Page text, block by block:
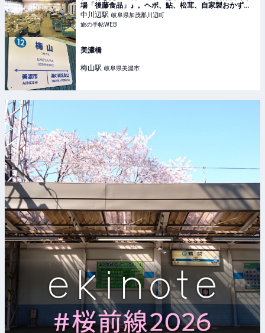
場「後藤食品」』。ヘボ、鮎、松茸、自家製おかずを
忘れずに｜旅の手帖WEB
中川辺駅 岐阜県加茂郡川辺町
旅の手帖WEB
美濃橋
梅山駅 岐阜県美濃市